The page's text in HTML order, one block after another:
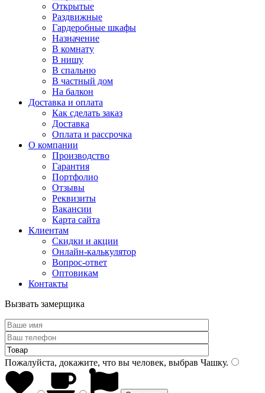
Открытые
Раздвижные
Гардеробные шкафы
Назначение
В комнату
В нишу
В спальню
В частный дом
На балкон
Доставка и оплата
Как сделать заказ
Доставка
Оплата и рассрочка
О компании
Производство
Гарантия
Портфолио
Отзывы
Реквизиты
Вакансии
Карта сайта
Клиентам
Скидки и акции
Онлайн-калькулятор
Вопрос-ответ
Оптовикам
Контакты
Вызвать замерщика
Пожалуйста, докажите, что вы человек, выбрав Чашку.